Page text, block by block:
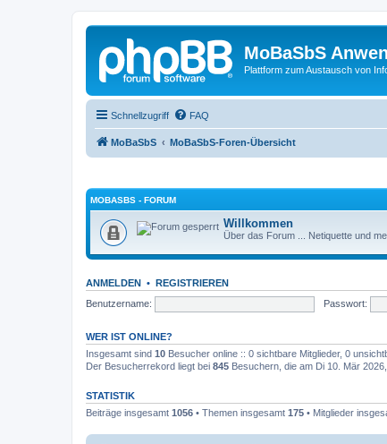
MoBaSbS
Plattform zum Austausch von
Schnellzugriff FAQ
MoBaSbS MoBaSbS-Foren-Übersicht
MOBASBS - FORUM
Willkommen
Über das Forum ... Netiquette und
ANMELDEN • REGISTRIEREN
Benutzername:
Passwort:
WER IST ONLINE?
Insgesamt sind 10 Besucher online :: 0 sichtbare Mitglieder, 0
Der Besucherrekord liegt bei 845 Besuchern, die am Di 10. Mär
STATISTIK
Beiträge insgesamt 1056 • Themen insgesamt 175 • Mitglieder